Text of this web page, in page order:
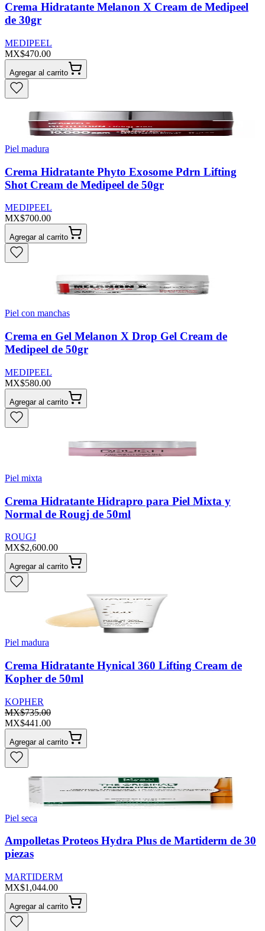
Crema Hidratante Melanon X Cream de Medipeel
de 30gr
MEDIPEEL
MX$470.00
Agregar al carrito
Piel madura
Crema Hidratante Phyto Exosome Pdrn Lifting
Shot Cream de Medipeel de 50gr
MEDIPEEL
MX$700.00
Agregar al carrito
Piel con manchas
Crema en Gel Melanon X Drop Gel Cream de
Medipeel de 50gr
MEDIPEEL
MX$580.00
Agregar al carrito
Piel mixta
Crema Hidratante Hidrapro para Piel Mixta y
Normal de Rougj de 50ml
ROUGJ
MX$2,600.00
Agregar al carrito
Piel madura
Crema Hidratante Hynical 360 Lifting Cream de
Kopher de 50ml
KOPHER
MX$735.00
MX$441.00
Agregar al carrito
Piel seca
Ampolletas Proteos Hydra Plus de Martiderm de 30
piezas
MARTIDERM
MX$1,044.00
Agregar al carrito